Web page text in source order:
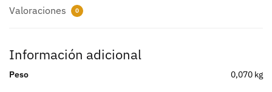
Valoraciones 0
Información adicional
Peso 0,070 kg